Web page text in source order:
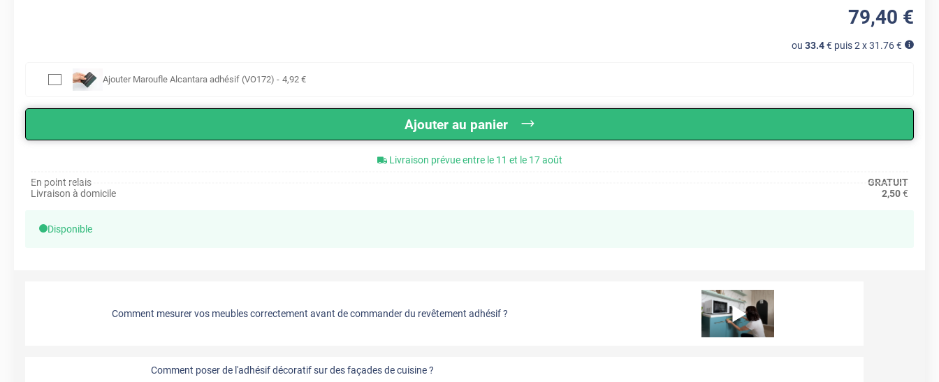
79,40 €
ou 33.4€ puis 2 x31.76€
Ajouter Maroufle Alcantara adhésif (VO172) - 4,92 €
Ajouter au panier
Livraison prévue entre le 11 et le 17 août
En point relais
GRATUIT
Livraison à domicile
2,50€
Disponible
Comment mesurer vos meubles correctement avant de commander du revêtement adhésif ?
Comment poser de l'adhésif décoratif sur des façades de cuisine ?